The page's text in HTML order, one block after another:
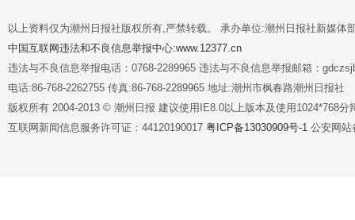
以上资料仅为潮州日报社版权所有,严禁转载。 承办单位:潮州日报社新媒体
中国互联网违法和不良信息举报中心:www.12377.cn
违法与不良信息举报电话：0768-2289965 违法与不良信息举报邮箱：
电话:86-768-2262755 传真:86-768-2289965 地址:潮州市枫春路潮州日报社
版权所有 2004-2013 © 潮州日报 建议使用IE8.0以上版本及使用1024*768分
互联网新闻信息服务许可证：44120190017 粤ICP备13030909号-1 公安网站